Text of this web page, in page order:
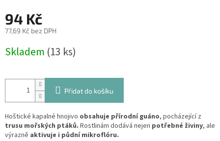
94 Kč
77,69 Kč bez DPH
cena:
Skladem (13 ks)
Přidat do košíku
Hoštické kapalné hnojivo obsahuje přírodní guáno, pocházející z
trusu mořských ptáků. Rostlinám dodává nejen potřebné živiny, ale
výrazně aktivuje i půdní mikroflóru.